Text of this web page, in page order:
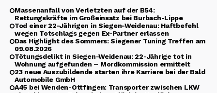
Massenanfall von Verletzten auf der B54:
Rettungskräfte im Großeinsatz bei Burbach-Lippe
Tod einer 22-Jährigen in Siegen-Weidenau: Haftbefehl
wegen Totschlags gegen Ex-Partner erlassen
Das Highlight des Sommers: Siegener Tuning Treffen am
09.08.2026
Tötungsdelikt in Siegen-Weidenau: 22-Jährige tot in
Wohnung aufgefunden – Mordkommission ermittelt
23 neue Auszubildende starten ihre Karriere bei der Bald
Automobile GmbH
A45 bei Wenden-Ottfingen: Transporter zwischen LKW